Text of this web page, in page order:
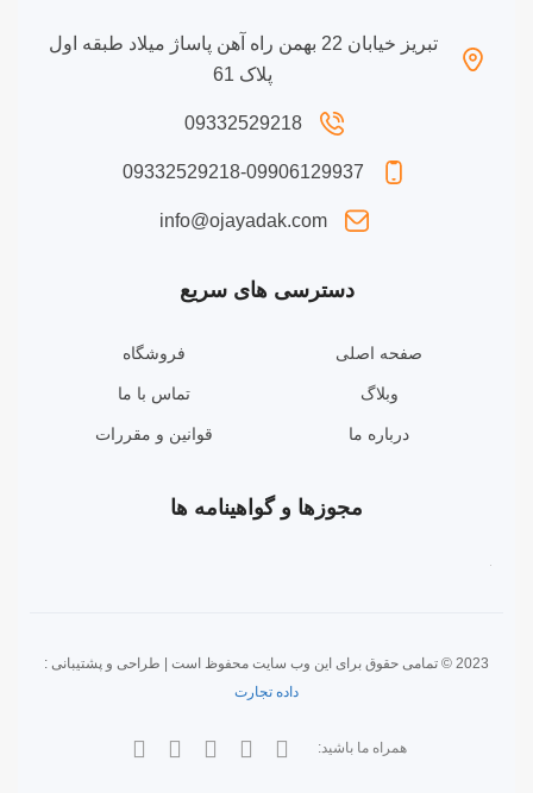
تبریز خیابان 22 بهمن راه آهن پاساژ میلاد طبقه اول
پلاک 61
09332529218
09332529218-09906129937
info@ojayadak.com
دسترسی های سریع
صفحه اصلی فروشگاه
وبلاگ تماس با ما
درباره ما قوانین و مقررات
مجوزها و گواهینامه ها
2023 © تمامی حقوق برای این وب سایت محفوظ است | طراحی و پشتیبانی :
داده تجارت
همراه ما باشید: